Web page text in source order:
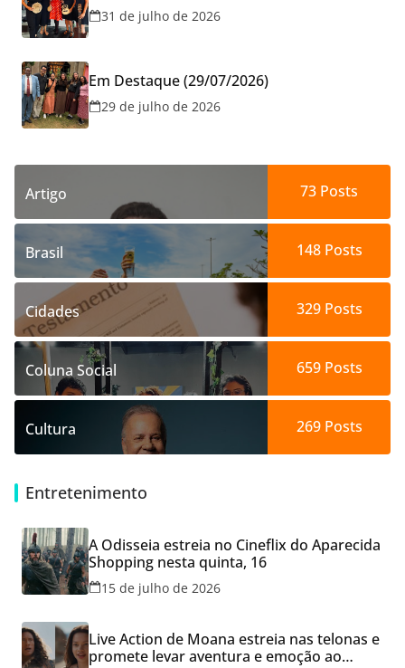
31 de julho de 2026
Em Destaque (29/07/2026)
29 de julho de 2026
Artigo 73 Posts
Brasil 148Posts
Cidades 329Posts
Coluna Social 659Posts
Cultura 269Posts
Entretenimento
A Odisseia estreia no Cineflix do Aparecida
Shopping nesta quinta, 16
15 de julho de 2026
Live Action de Moana estreia nas telonas e
promete levar aventura e emoção ao